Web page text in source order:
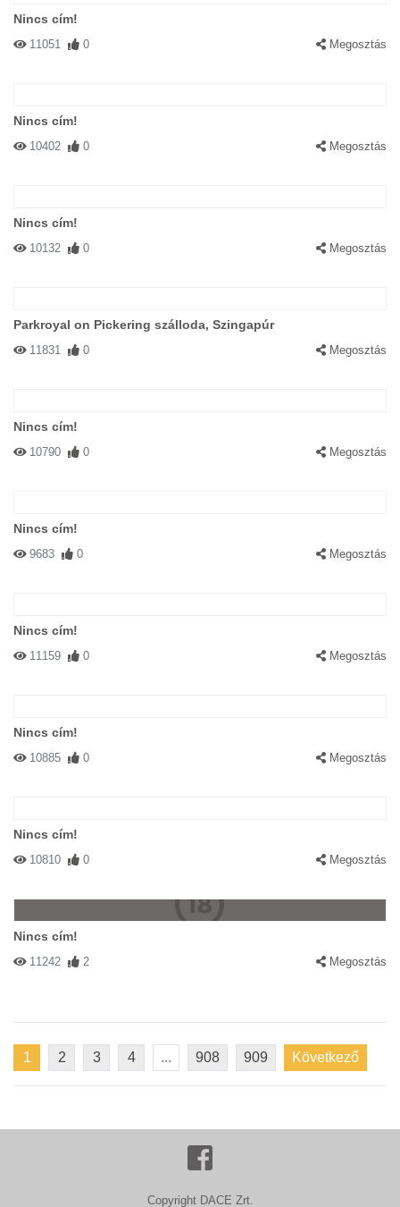
Nincs cím!
11051 0 Megosztás
Nincs cím!
10402 0 Megosztás
Nincs cím!
10132 0 Megosztás
Parkroyal on Pickering szálloda, Szingapúr
11831 0 Megosztás
Nincs cím!
10790 0 Megosztás
Nincs cím!
9683 0 Megosztás
Nincs cím!
11159 0 Megosztás
Nincs cím!
10885 0 Megosztás
Nincs cím!
10810 0 Megosztás
Nincs cím!
11242 2 Megosztás
1 2 3 4 ... 908 909 Következő
Copyright DACE Zrt.